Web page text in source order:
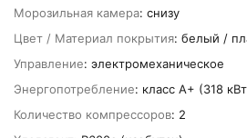
Морозильная камера: снизу
Цвет / Материал покрытия: белый /
Управление: электромеханическое
Энергопотребление: класс A+ (318
Количество компрессоров: 2